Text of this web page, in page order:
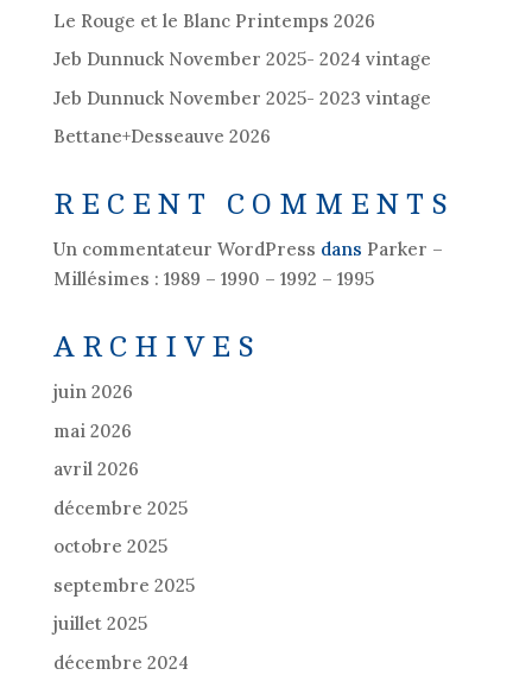
Le Rouge et le Blanc Printemps 2026
Jeb Dunnuck November 2025- 2024 vintage
Jeb Dunnuck November 2025- 2023 vintage
Bettane+Desseauve 2026
RECENT COMMENTS
Un commentateur WordPress dans Parker –
Millésimes : 1989 – 1990 – 1992 – 1995
ARCHIVES
juin 2026
mai 2026
avril 2026
décembre 2025
octobre 2025
septembre 2025
juillet 2025
décembre 2024